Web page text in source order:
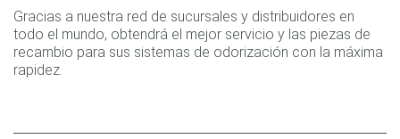
Gracias a nuestra red de sucursales y distribuidores en
todo el mundo, obtendrá el mejor servicio y las piezas de
recambio para sus sistemas de odorización con la máxima
rapidez.